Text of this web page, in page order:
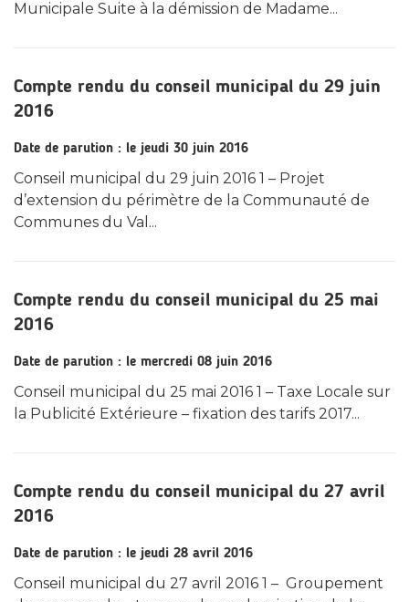
Municipale Suite à la démission de Madame...
Compte rendu du conseil municipal du 29 juin
2016
Date de parution : le jeudi 30 juin 2016
Conseil municipal du 29 juin 2016 1 – Projet
d’extension du périmètre de la Communauté de
Communes du Val...
Compte rendu du conseil municipal du 25 mai
2016
Date de parution : le mercredi 08 juin 2016
Conseil municipal du 25 mai 2016 1 – Taxe Locale sur
la Publicité Extérieure – fixation des tarifs 2017...
Compte rendu du conseil municipal du 27 avril
2016
Date de parution : le jeudi 28 avril 2016
Conseil municipal du 27 avril 2016 1 – Groupement